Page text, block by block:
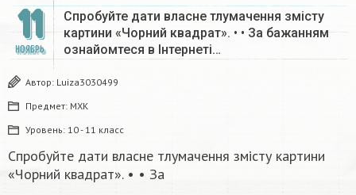
11
НОЯБРЬ
Спробуйте дати власне тлумачення змісту
картини «Чорний квадрат». • • За бажанням
ознайомтеся в Інтернеті…
Автор: Luiza3030499
Предмет: МХК
Уровень: 10 - 11 класс
Спробуйте дати власне тлумачення змісту картини
«Чорний квадрат». • • За